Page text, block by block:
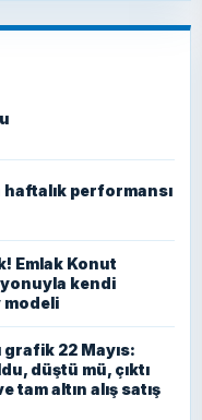
haftalık performansı
Emlak Konut
kendi
modeli
grafik 22 Mayıs:
düştü mü, çıktı
tam altın alış satış